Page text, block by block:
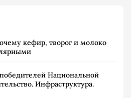
кефир, творог и молоко
Национальной
Инфраструктура.